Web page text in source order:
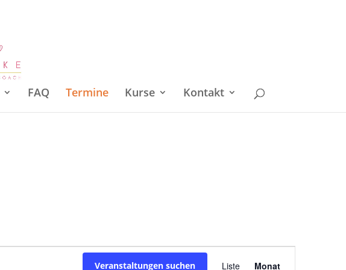
FAQ Termine Kurse Kontakt
Veranstaltungen suchen Liste Monat